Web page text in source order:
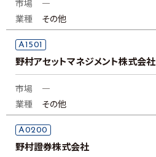
市場
―
業種
その他
A1501
野村アセットマネジメント株式会社
市場
―
業種
その他
A0200
野村證券株式会社